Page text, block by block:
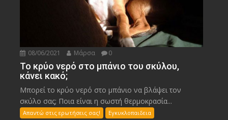
08/06/2021 Μάρσα 0
Το κρύο νερό στο μπάνιο του σκύλου,
κάνει κακό;
Μπορεί το κρύο νερό στο μπάνιο να βλάψει τον
σκύλο σας; Ποια είναι η σωστή θερμοκρασία...
Απαντώ στις ερωτήσεις σας!
Εγκυκλοπαιδεια